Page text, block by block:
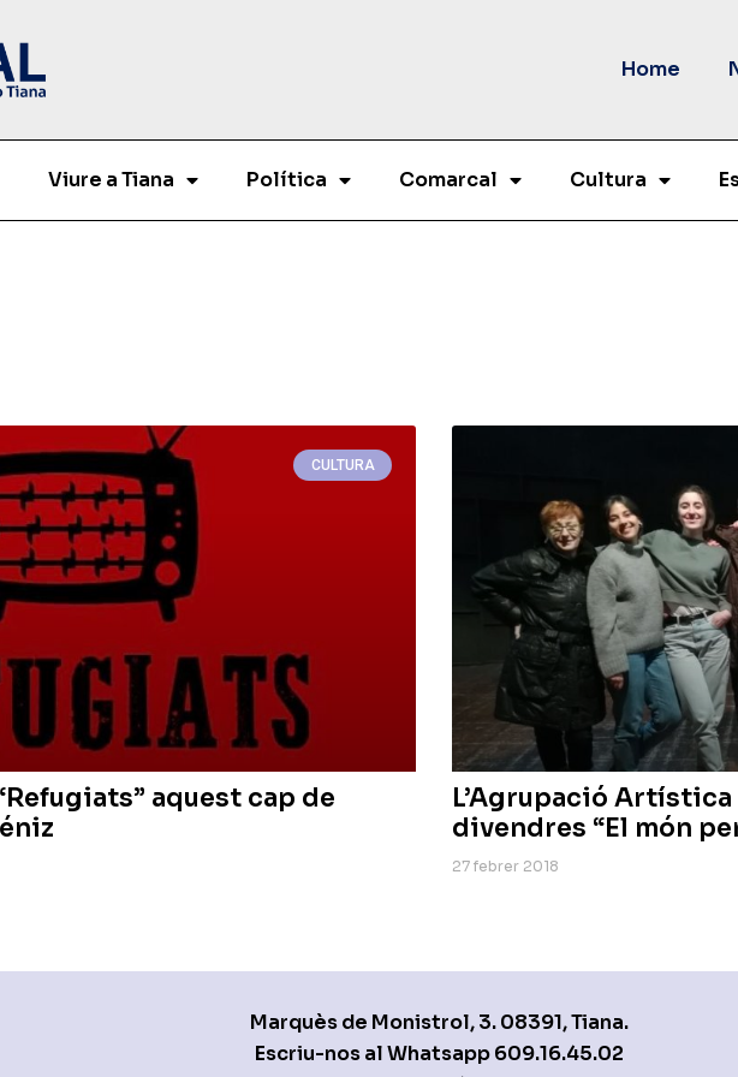
Home
Viure a Tiana Política Comarcal Cultura
CULTURA
aquest cap de
L’Agrupació
divendres “El món
27 febrer 2018
Marquès de Monistrol, 3. 08391, Tiana.
Escriu-nos al Whatsapp609.16.45.02